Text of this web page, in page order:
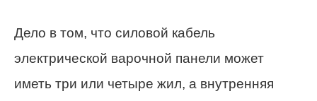
Дело в том, что силовой кабель
электрической варочной панели может
иметь три или четыре жил, а внутренняя